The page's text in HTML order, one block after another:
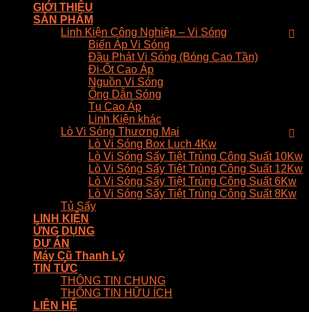
GIỚI THIỆU
SẢN PHẨM
Linh Kiện Công Nghiệp – Vi Sóng
Biến Áp Vi Sóng
Đầu Phát Vi Sóng (Bóng Cao Tần)
Đi-Ốt Cao Áp
Nguồn Vi Sóng
Ống Dẫn Sóng
Tụ Cao Áp
Linh Kiện khác
Lò Vi Sóng Thương Mại
Lò Vi Sóng Box Luch 4Kw
Lò Vi Sóng Sấy Tiệt Trùng Công Suất 10Kw
Lò Vi Sóng Sấy Tiệt Trùng Công Suất 12Kw
Lò Vi Sóng Sấy Tiệt Trùng Công Suất 6Kw
Lò Vi Sóng Sấy Tiệt Trùng Công Suất 8Kw
Tủ Sấy
LINH KIỆN
ỨNG DỤNG
DỰ ÁN
Máy Cũ Thanh Lý
TIN TỨC
THÔNG TIN CHUNG
THÔNG TIN HỮU ÍCH
LIÊN HỆ